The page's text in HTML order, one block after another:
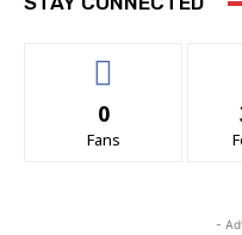
0
Fans
-